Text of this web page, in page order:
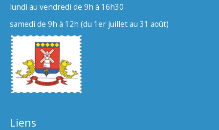
lundi au vendredi de 9h à 16h30
samedi de 9h à 12h (du 1er juillet au 31 août)
Liens